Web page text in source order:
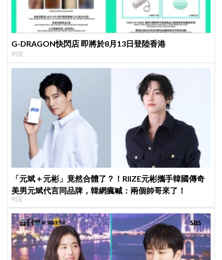
G-DRAGON快閃店 即將於8月13日登陸香港
明星
「元斌＋元彬」竟然合體了？！RIIZE元彬攜手韓國傳奇
美男元斌代言同品牌，韓網瘋喊：兩個帥哥來了！
明星